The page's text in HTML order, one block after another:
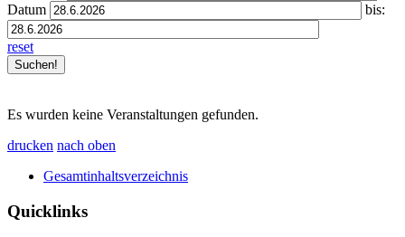
Datum
bis:
reset
Es wurden keine Veranstaltungen gefunden.
drucken nach oben
Gesamtinhaltsverzeichnis
Quicklinks